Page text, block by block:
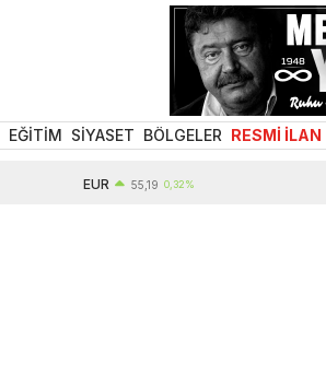
EĞİTİM SİYASET BÖLGELER RESMİ İLAN
55,19 0,32%